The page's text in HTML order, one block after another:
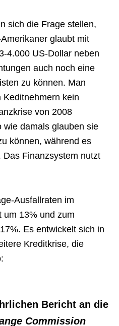
sich die Frage stellen,
glaubt mit
4.000 US-Dollar neben
auch noch eine
zu können. Man
kein
von 2008
wie damals glauben sie
können, während es
Finanzsystem nutzt
Ausfallraten im
um 13% und zum
Es entwickelt sich in
Kreditkrise, die
Bericht an die
Commission